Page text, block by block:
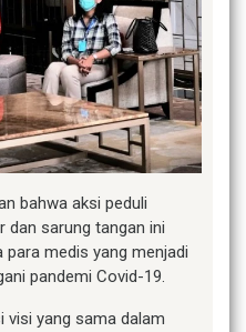
bahwa aksi peduli
dan sarung tangan ini
medis yang menjadi
pandemi Covid-19.
visi yang sama dalam